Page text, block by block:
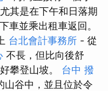
其是在下午和日落期
車並乘出租車返回。
台北會計事務所 - 從
不長，但比向後舒
攀登山坡。 台中 撥
山谷中，並且位於令